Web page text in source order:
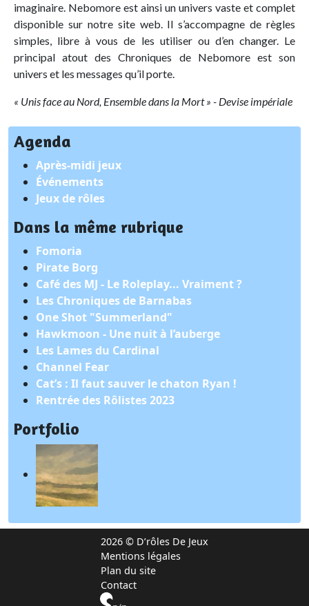
imaginaire. Nebomore est ainsi un univers vaste et complet
disponible sur notre site web. Il s’accompagne de règles
simples, libre à vous de les utiliser ou d’en changer. Le
principal atout des Chroniques de Nebomore est son
univers et les messages qu’il porte.
« Unis face au Nord, Ensemble dans la Mort » - Devise impériale
Agenda
Après-midi jeux
Événements
Jeux de rôles
Dans la même rubrique
Fomoria
Pirate Borg
Café des MJ - Le Roleplay... Vraiment ?
Les Chroniques de Barnabas
One Shot "Summerland"
Hawkmoon - Une nuit à l’auberge
Les Lames du Cardinal
Channel Fear
Cat’s : Il faut sauver le chaton Ryan !
Rentrée des Rôlistes 2023
Portfolio
2026 © D’rôles De Jeux
Mentions légales
Plan du site
Contact